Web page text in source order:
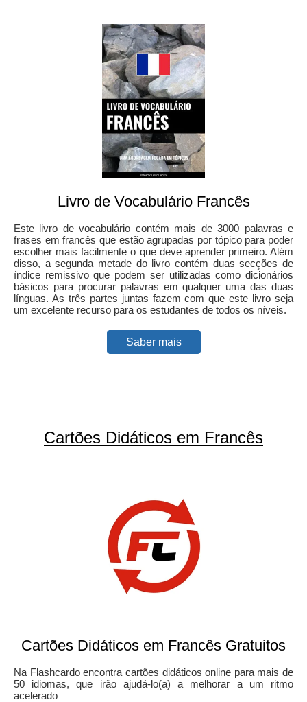
Livro de Vocabulário Francês
Este livro de vocabulário contém mais de 3000 palavras e
frases em francês que estão agrupadas por tópico para poder
escolher mais facilmente o que deve aprender primeiro. Além
disso, a segunda metade do livro contém duas secções de
índice remissivo que podem ser utilizadas como dicionários
básicos para procurar palavras em qualquer uma das duas
línguas. As três partes juntas fazem com que este livro seja
um excelente recurso para os estudantes de todos os níveis.
Saber mais
Cartões Didáticos em Francês
Cartões Didáticos em Francês Gratuitos
Na Flashcardo encontra cartões didáticos online para mais de
50 idiomas, que irão ajudá-lo(a) a melhorar a um ritmo
acelerado